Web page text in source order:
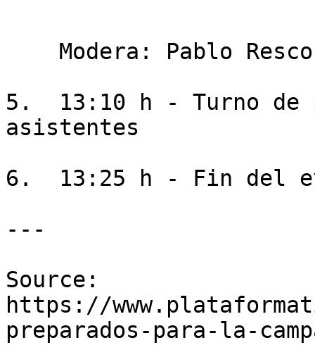
5.  13:10 h - Turno de
asistentes
6.  13:25 h - Fin del
---
Source:
https://